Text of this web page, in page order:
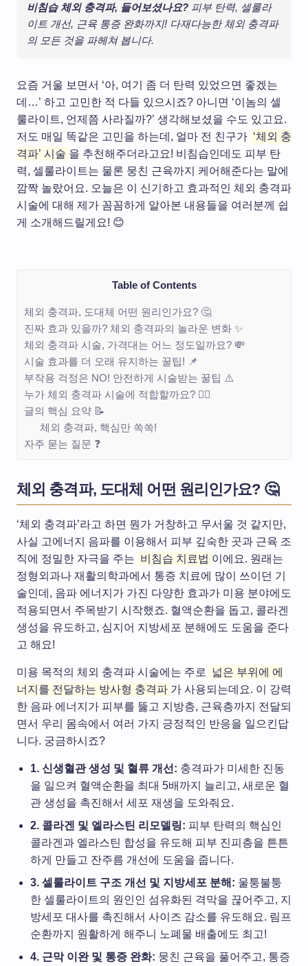
비침습 체외 충격파, 들어보셨나요? 피부 탄력, 셀룰라
이트 개선, 근육 통증 완화까지! 다재다능한 체외 충격파
의 모든 것을 파헤쳐 봅니다.
요즘 거울 보면서 ‘아, 여기 좀 더 탄력 있었으면 좋겠는
데…’ 하고 고민한 적 다들 있으시죠? 아니면 ‘이놈의 셀
룰라이트, 언제쯤 사라질까?’ 생각해보셨을 수도 있고요.
저도 매일 똑같은 고민을 하는데, 얼마 전 친구가 ‘체외 충
격파’ 시술 을 추천해주더라고요! 비침습인데도 피부 탄
력, 셀룰라이트는 물론 뭉친 근육까지 케어해준다는 말에
깜짝 놀랐어요. 오늘은 이 신기하고 효과적인 체외 충격파
시술에 대해 제가 꼼꼼하게 알아본 내용들을 여러분께 쉽
게 소개해드릴게요! 😊
Table of Contents
체외 충격파, 도대체 어떤 원리인가요? 🤔
진짜 효과 있을까? 체외 충격파의 놀라운 변화 ✨
체외 충격파 시술, 가격대는 어느 정도일까요? 💸
시술 효과를 더 오래 유지하는 꿀팁! 📌
부작용 걱정은 NO! 안전하게 시술받는 꿀팁 ⚠️
누가 체외 충격파 시술에 적합할까요? 🙋‍♀️
글의 핵심 요약 📝
체외 충격파, 핵심만 쏙쏙!
자주 묻는 질문 ❓
체외 충격파, 도대체 어떤 원리인가요? 🤔
‘체외 충격파’라고 하면 뭔가 거창하고 무서울 것 같지만,
사실 고에너지 음파를 이용해서 피부 깊숙한 곳과 근육 조
직에 정밀한 자극을 주는 비침습 치료법 이에요. 원래는
정형외과나 재활의학과에서 통증 치료에 많이 쓰이던 기
술인데, 음파 에너지가 가진 다양한 효과가 미용 분야에도
적용되면서 주목받기 시작했죠. 혈액순환을 돕고, 콜라겐
생성을 유도하고, 심지어 지방세포 분해에도 도움을 준다
고 해요!
미용 목적의 체외 충격파 시술에는 주로
넓은 부위에 에
너지를 전달하는 방사형 충격파 가 사용되는데요. 이 강력
한 음파 에너지가 피부를 뚫고 지방층, 근육층까지 전달되
면서 우리 몸속에서 여러 가지 긍정적인 반응을 일으킨답
니다. 궁금하시죠?
1. 신생혈관 생성 및 혈류 개선: 충격파가 미세한 진동
을 일으켜 혈액순환을 최대 5배까지 늘리고, 새로운 혈
관 생성을 촉진해서 세포 재생을 도와줘요.
2. 콜라겐 및 엘라스틴 리모델링: 피부 탄력의 핵심인
콜라겐과 엘라스틴 합성을 유도해 피부 진피층을 튼튼
하게 만들고 잔주름 개선에 도움을 줍니다.
3. 셀룰라이트 구조 개선 및 지방세포 분해: 울퉁불퉁
한 셀룰라이트의 원인인 섬유화된 격막을 끊어주고, 지
방세포 대사를 촉진해서 사이즈 감소를 유도해요. 림프
순환까지 원활하게 해주니 노폐물 배출에도 최고!
4. 근막 이완 및 통증 완화: 뭉친 근육을 풀어주고, 통증